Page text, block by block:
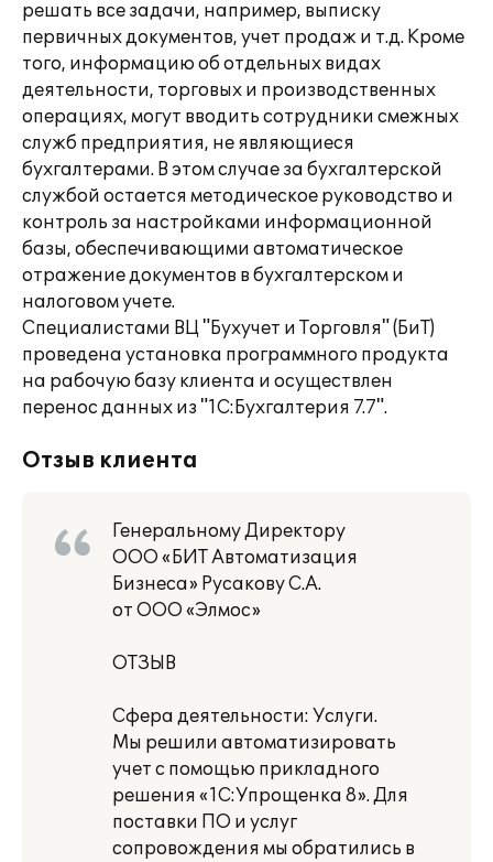
решать все задачи, например, выписку
первичных документов, учет продаж и т.д. Кроме
того, информацию об отдельных видах
деятельности, торговых и производственных
операциях, могут вводить сотрудники смежных
служб предприятия, не являющиеся
бухгалтерами. В этом случае за бухгалтерской
службой остается методическое руководство и
контроль за настройками информационной
базы, обеспечивающими автоматическое
отражение документов в бухгалтерском и
налоговом учете.
Специалистами ВЦ "Бухучет и Торговля" (БиТ)
проведена установка программного продукта
на рабочую базу клиента и осуществлен
перенос данных из "1С:Бухгалтерия 7.7".
Отзыв клиента
Генеральному Директору
ООО «БИТ Автоматизация
Бизнеса» Русакову С.А.
от ООО «Элмос»
ОТЗЫВ
Сфера деятельности: Услуги.
Мы решили автоматизировать
учет с помощью прикладного
решения «1С:Упрощенка 8». Для
поставки ПО и услуг
сопровождения мы обратились в